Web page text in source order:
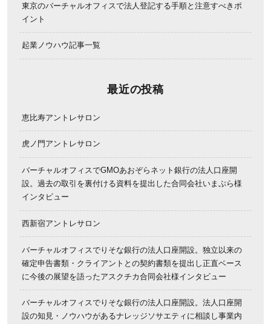
東京のバーチャルオフィスで法人登記する手順と注意すべきポ
イント
起業ノウハウ記事一覧
最近の投稿
恵比寿アントレサロン
虎ノ門アントレサロン
バーチャルオフィスでGMOあおぞらネット銀行の法人口座開
設。過去の取引を裏付ける資料を提出した合同会社いまぷら様
インタビュー
西新宿アントレサロン
バーチャルオフィスでりそな銀行の法人口座開設。独立以来の
確定申告書類・クライアントとの契約書類を提出し正直ベース
に今後の展望を語ったアスクチカ合同会社様インタビュー
バーチャルオフィスでりそな銀行の法人口座開設。法人口座開
設の知見・ノウハウがあるナレッジソサエティに相談し事業内